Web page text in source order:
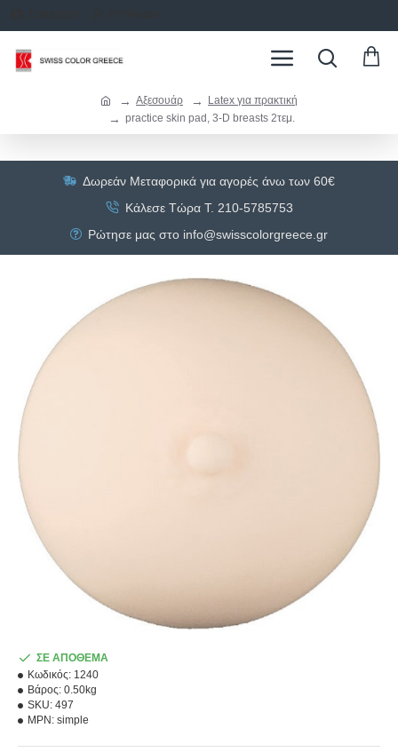
Αξεσουάρ
Latex για πρακτική
practice skin pad, 3-D breasts 2τεμ.
Δωρεάν Μεταφορικά για αγορές άνω των 60€
Κάλεσε Τώρα Τ. 210-5785753
Ρώτησε μας στο info@swisscolorgreece.gr
ΣΕ ΑΠΟΘΕΜΑ
Κωδικός: 1240
Βάρος: 0.50kg
SKU: 497
MPN: simple